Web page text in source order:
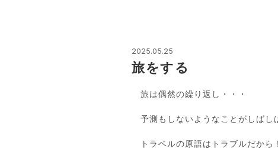
2025.05.25
旅をする
旅は偶然の繰り返し・・・
予測もしないようなことがしばし
トラベルの原語はトラブルだから！